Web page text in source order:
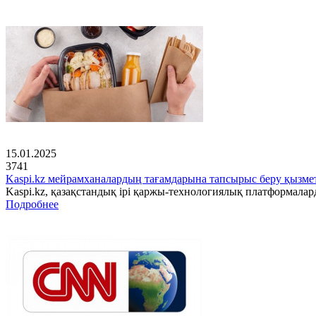
15.01.2025
3741
Kaspi.kz мейрамханалардың тағамдарына тапсырыс беру
Kaspi.kz, қазақстандық ірі қаржы-технологиялық
Подробнее